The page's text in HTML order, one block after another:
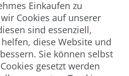
handelt es sich um ein Pflichtfeld.
Einkaufen zu
Cookies auf unserer
sind essenziell,
diese Website und
Sie können selbst
gesetzt werden